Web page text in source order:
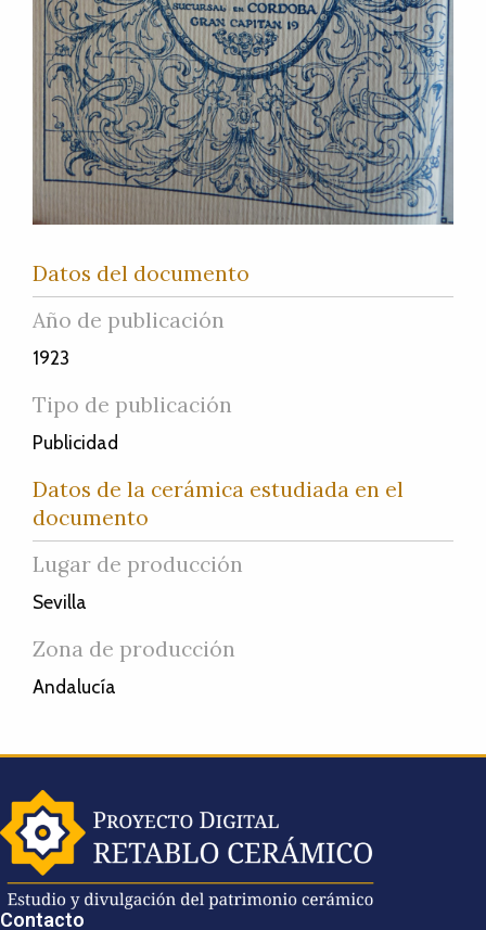
Datos del documento
Año de publicación
1923
Tipo de publicación
Publicidad
Datos de la cerámica estudiada en el
documento
Lugar de producción
Sevilla
Zona de producción
Andalucía
Contacto